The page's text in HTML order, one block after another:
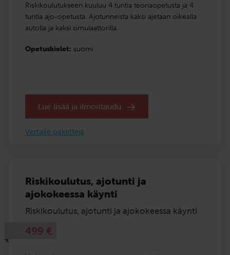
Riskikoulutukseen kuuluu 4 tuntia teoriaopetusta ja 4
tuntia ajo-opetusta. Ajotunneista kaksi ajetaan oikealla
autolla ja kaksi simulaattorilla.
Opetuskielet: suomi
Lue lisää ja ilmoittaudu
Vertaile paketteja
Riskikoulutus, ajotunti ja
ajokokeessa käynti
Riskikoulutus, ajotunti ja ajokokeessa käynti
499 €